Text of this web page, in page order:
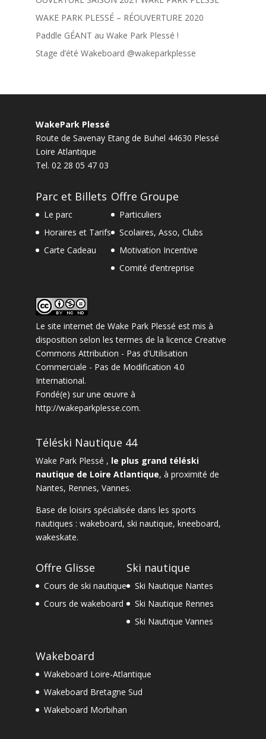
WAKE PARK PLESSÉ – RÉOUVERTURE 2020
Paddle GÉANT au Wake Park Plessé !
Stage d’été Wakeboard @wakeparkplesse
WakePark Plessé
Route de Savenay Etang de Buhel 44630 Plessé
Loire Atlantique
Tel. 02 28 05 47 03
Parc et Billets
Le parc
Horaires et Tarifs
Carte Cadeau
Offre Groupe
Particuliers
Scolaires, Asso, Clubs
Motivation Incentive
Comité d’entreprise
Le site internetde Wake Park Plessé est mis à
disposition selon les termes de la licence Creative
Commons Attribution - Pas d'Utilisation
Commerciale - Pas de Modification 4.0
International.
Fondé(e) sur une œuvre à
http://wakeparkplesse.com.
Téléski Nautique 44
Wake Park Plessé , le plus grand téléski
nautique de Loire Atlantique, à proximité de
Nantes, Rennes, Vannes.
Base de loisirs spécialisée dans les sports
nautiques : wakeboard, ski nautique, kneeboard,
wakeskate.
Offre Glisse
Cours de ski nautique
Cours de wakeboard
Ski nautique
Ski Nautique Nantes
Ski Nautique Rennes
Ski Nautique Vannes
Wakeboard
Wakeboard Loire-Atlantique
Wakeboard Bretagne Sud
Wakeboard Morbihan